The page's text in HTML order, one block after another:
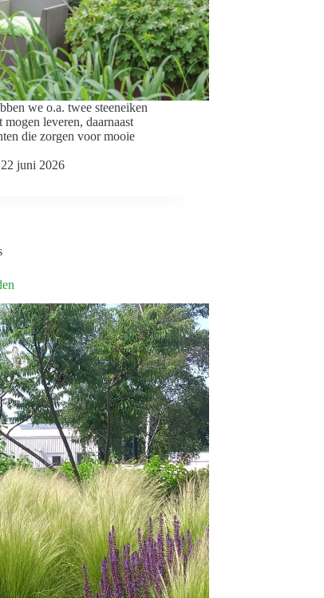
we o.a. twee steeneiken
leveren, daarnaast
die zorgen voor mooie
22 juni 2026